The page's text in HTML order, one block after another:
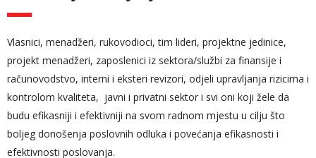
Vlasnici, menadžeri, rukovodioci, tim lideri, projektne jedinice,
projekt menadžeri, zaposlenici iz sektora/službi za finansije i
računovodstvo, interni i eksteri revizori, odjeli upravljanja rizicima i
kontrolom kvaliteta, javni i privatni sektor i svi oni koji žele da
budu efikasniji i efektivniji na svom radnom mjestu u cilju što
boljeg donošenja poslovnih odluka i povećanja efikasnosti i
efektivnosti poslovanja.